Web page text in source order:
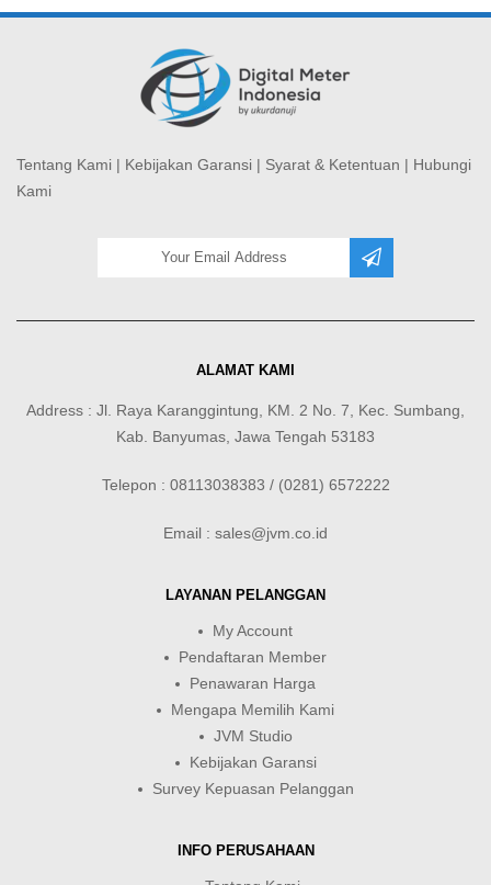
Tentang Kami | Kebijakan Garansi | Syarat & Ketentuan | Hubungi
Kami
ALAMAT KAMI
Address : Jl. Raya Karanggintung, KM. 2 No. 7, Kec. Sumbang,
Kab. Banyumas, Jawa Tengah 53183
Telepon : 08113038383 / (0281) 6572222
Email : sales@jvm.co.id
LAYANAN PELANGGAN
My Account
Pendaftaran Member
Penawaran Harga
Mengapa Memilih Kami
JVM Studio
Kebijakan Garansi
Survey Kepuasan Pelanggan
INFO PERUSAHAAN